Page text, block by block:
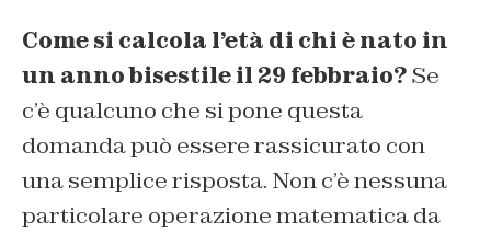
Come si calcola l’età di chi è nato in
un anno bisestile il 29 febbraio?Se
c’è qualcuno che si pone questa
domanda può essere rassicurato con
una semplice risposta. Non c’è nessuna
particolare operazione matematica da